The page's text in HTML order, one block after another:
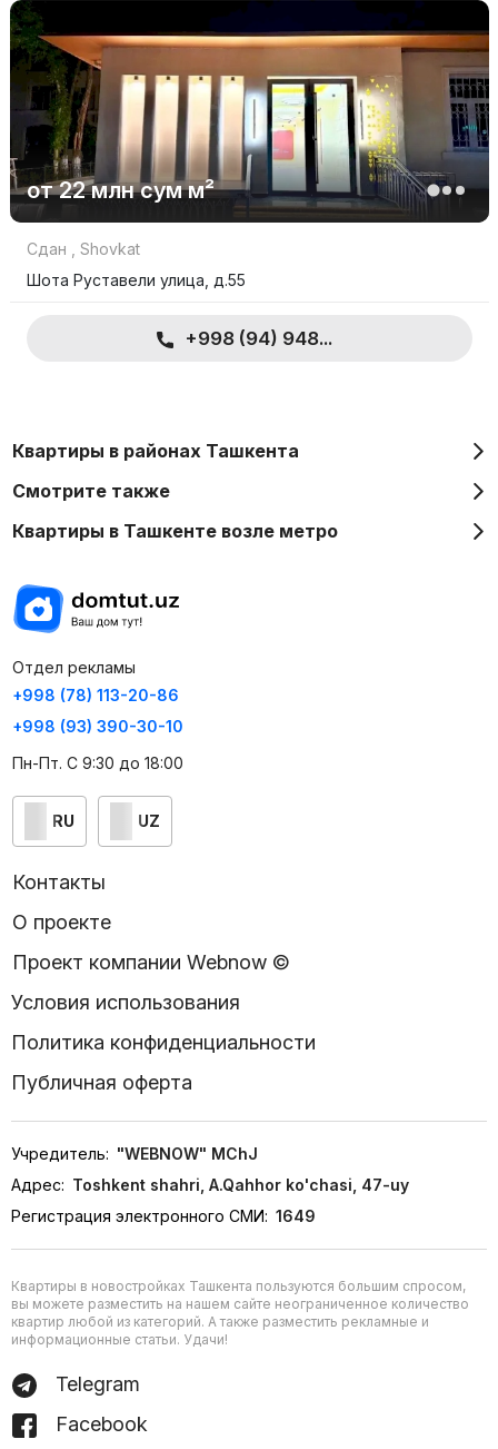
от22 млн сумм²
Сдан
Shovkat
Шота Руставели улица, д.55
+998 (94) 948...
Квартиры в районах Ташкента
Смотрите также
Квартиры в Ташкенте возле метро
Отдел рекламы
+998 (78) 113-20-86
+998 (93) 390-30-10
Пн-Пт. С 9:30 до 18:00
RU UZ
Контакты
О проекте
Проект компании Webnow ©
Условия использования
Политика конфиденциальности
Публичная оферта
Учредитель: "WEBNOW" MChJ
Адрес: Toshkent shahri, A.Qahhor ko'chasi, 47-uy
Регистрация электронного СМИ: 1649
Квартиры в новостройках Ташкента пользуются большим спросом,
вы можете разместить на нашем сайте неограниченное количество
квартир любой из категорий. А также разместить рекламные и
информационные статьи. Удачи!
Telegram
Facebook